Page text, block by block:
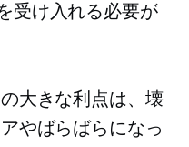
受け入れる必要が
大きな利点は、壊
やばらばらになっ